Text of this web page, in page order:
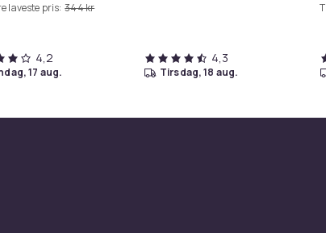
laveste pris: 344 kr
4,2
17 aug.
4,3
tirsdag, 18 aug.